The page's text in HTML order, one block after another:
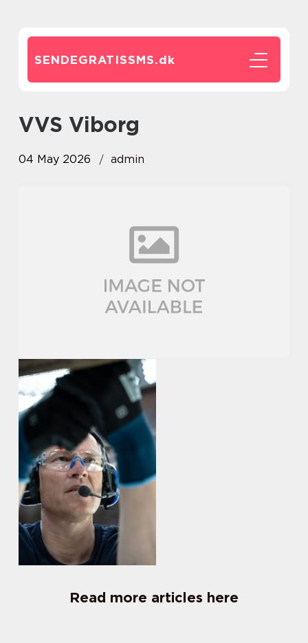
SENDEGRATISSMS.dk
VVS Viborg
04 May 2026 admin
Read more articles here